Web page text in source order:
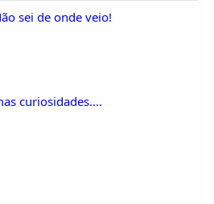
sei de onde veio!
curiosidades....